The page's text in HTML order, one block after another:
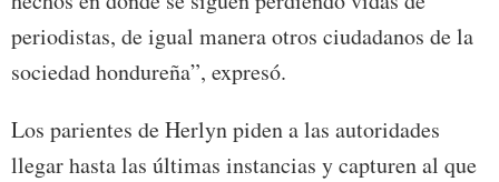
periodistas, de igual manera otros ciudadanos de la
sociedad hondureña”, expresó.
Los parientes de Herlyn piden a las autoridades
llegar hasta las últimas instancias y capturen al que